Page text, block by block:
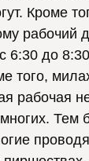
Кроме
рабочий
6:30 до
того,
рабочая
Тем